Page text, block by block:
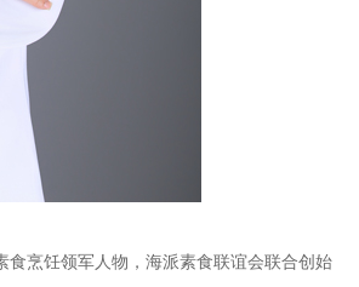
食烹饪领军人物，海派素食联谊会联合创始